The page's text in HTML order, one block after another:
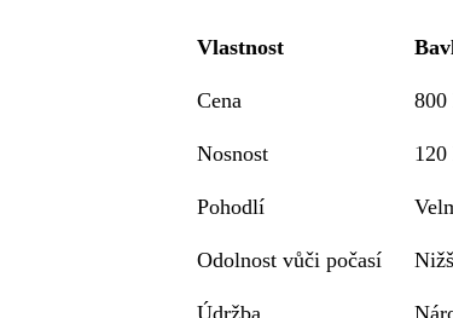
Vlastnost
Cena
Nosnost
Pohodlí
Odolnost vůči počasí
Údržba